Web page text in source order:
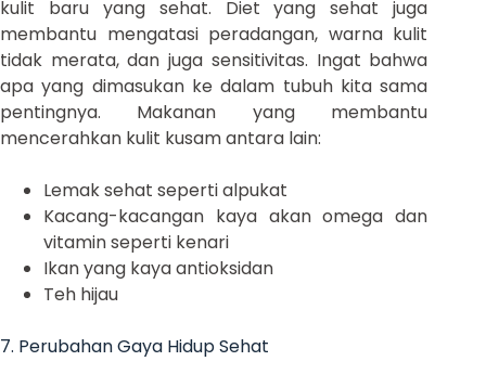
kulit baru yang sehat. Diet yang sehat juga
membantu mengatasi peradangan, warna kulit
tidak merata, dan juga sensitivitas. Ingat bahwa
apa yang dimasukan ke dalam tubuh kita sama
pentingnya. Makanan yang membantu
mencerahkan kulit kusam antara lain:
Lemak sehat seperti alpukat
Kacang-kacangan kaya akan omega dan
vitamin seperti kenari
Ikan yang kaya antioksidan
Teh hijau
7. Perubahan Gaya Hidup Sehat